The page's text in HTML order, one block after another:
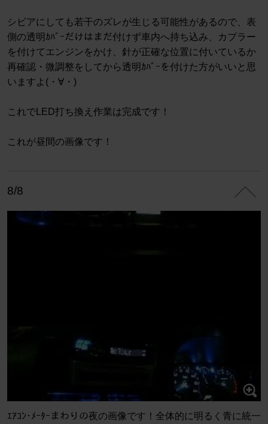
シビアにしても若干のズレが生じる可能性があるので、表
側の透明ｶﾊﾞｰだけはまだ付けず車内へ持ち込み、カプラー
を付けてエンジンをかけ、針が正確な位置に付いているか
再確認・微調整をしてから透明ｶﾊﾞｰを付けた方がいいと思
いますよ(・∀・)
これでLED打ち換え作業は完成です！
これが昼間の画像です！
8/8
ｴｱｺﾝ･ﾒｰﾀｰまわりの夜の画像です！全体的に明るく青に統一